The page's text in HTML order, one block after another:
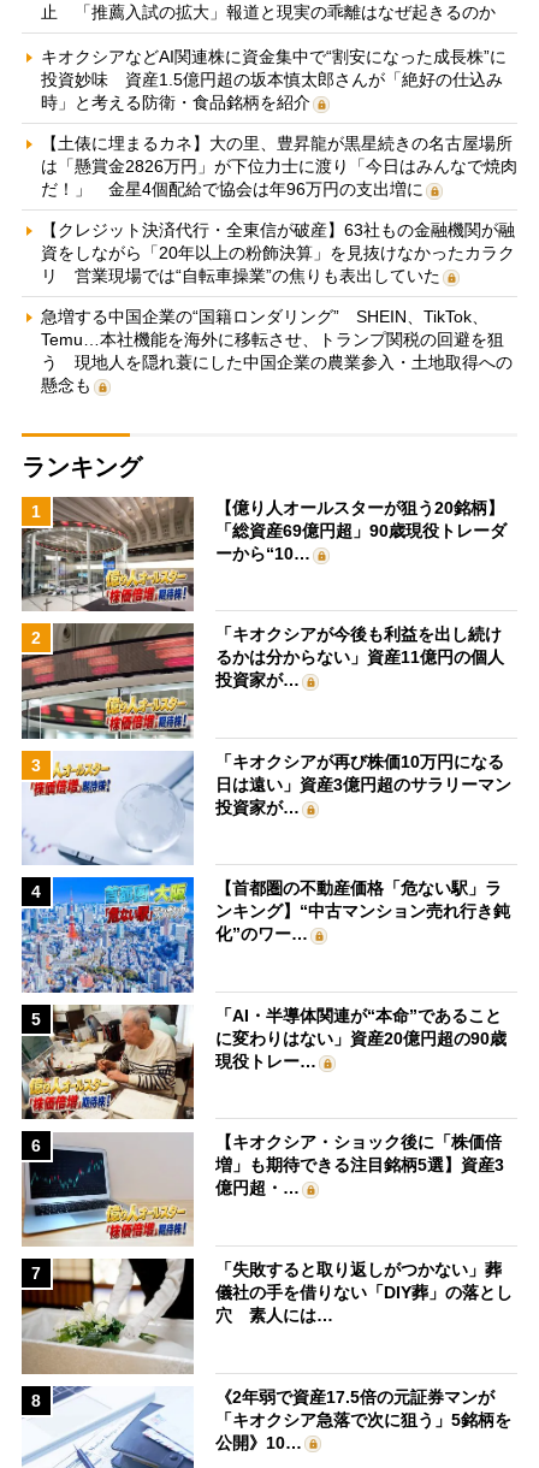
止 「推薦入試の拡大」報道と現実の乖離はなぜ起きるのか
キオクシアなどAI関連株に資金集中で“割安になった成長株”に
投資妙味 資産1.5億円超の坂本慎太郎さんが「絶好の仕込み
時」と考える防衛・食品銘柄を紹介
【土俵に埋まるカネ】大の里、豊昇龍が黒星続きの名古屋場所
は「懸賞金2826万円」が下位力士に渡り「今日はみんなで焼肉
だ！」 金星4個配給で協会は年96万円の支出増に
【クレジット決済代行・全東信が破産】63社もの金融機関が融
資をしながら「20年以上の粉飾決算」を見抜けなかったカラク
リ 営業現場では“自転車操業”の焦りも表出していた
急増する中国企業の“国籍ロンダリング” SHEIN、TikTok、
Temu…本社機能を海外に移転させ、トランプ関税の回避を狙
う 現地人を隠れ蓑にした中国企業の農業参入・土地取得への
懸念も
ランキング
1
【億り人オールスターが狙う20銘柄】
「総資産69億円超」90歳現役トレーダ
ーから“10…
2
「キオクシアが今後も利益を出し続け
るかは分からない」資産11億円の個人
投資家が…
3
「キオクシアが再び株価10万円になる
日は遠い」資産3億円超のサラリーマン
投資家が…
4
【首都圏の不動産価格「危ない駅」ラ
ンキング】“中古マンション売れ行き鈍
化”のワー…
5
「AI・半導体関連が“本命”であること
に変わりはない」資産20億円超の90歳
現役トレー…
6
【キオクシア・ショック後に「株価倍
増」も期待できる注目銘柄5選】資産3
億円超・…
7
「失敗すると取り返しがつかない」葬
儀社の手を借りない「DIY葬」の落とし
穴 素人には…
8
《2年弱で資産17.5倍の元証券マンが
「キオクシア急落で次に狙う」5銘柄を
公開》10…